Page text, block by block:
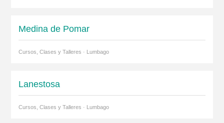
Medina de Pomar
Cursos, Clases y Talleres · Lumbago
Lanestosa
Cursos, Clases y Talleres · Lumbago